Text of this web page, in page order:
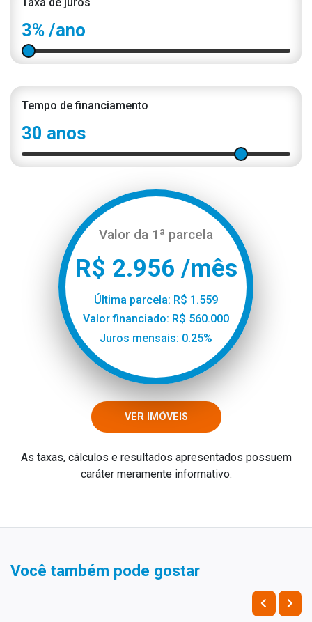
3% /ano
Tempo de financiamento
30 anos
Valor da 1ª parcela
R$ 2.956 /mês
Última parcela: R$ 1.559
Valor financiado: R$ 560.000
Juros mensais: 0.25%
VER IMÓVEIS
As taxas, cálculos e resultados apresentados possuem
caráter meramente informativo.
Você também pode gostar